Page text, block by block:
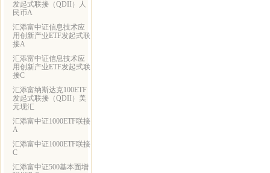
发起式联接（QDII）人
民币A
汇添富中证信息技术应
用创新产业ETF发起式联
接A
汇添富中证信息技术应
用创新产业ETF发起式联
接C
汇添富纳斯达克100ETF
发起式联接（QDII）美
元现汇
汇添富中证1000ETF联接
A
汇添富中证1000ETF联接
C
汇添富中证500基本面增